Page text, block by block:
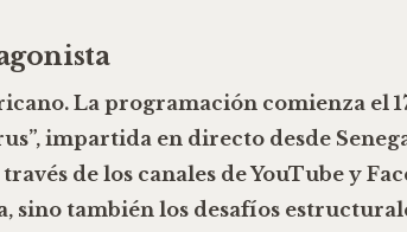
La programación comienza el
, impartida en directo desde
de los canales deYouTube y
sino también los desafíos